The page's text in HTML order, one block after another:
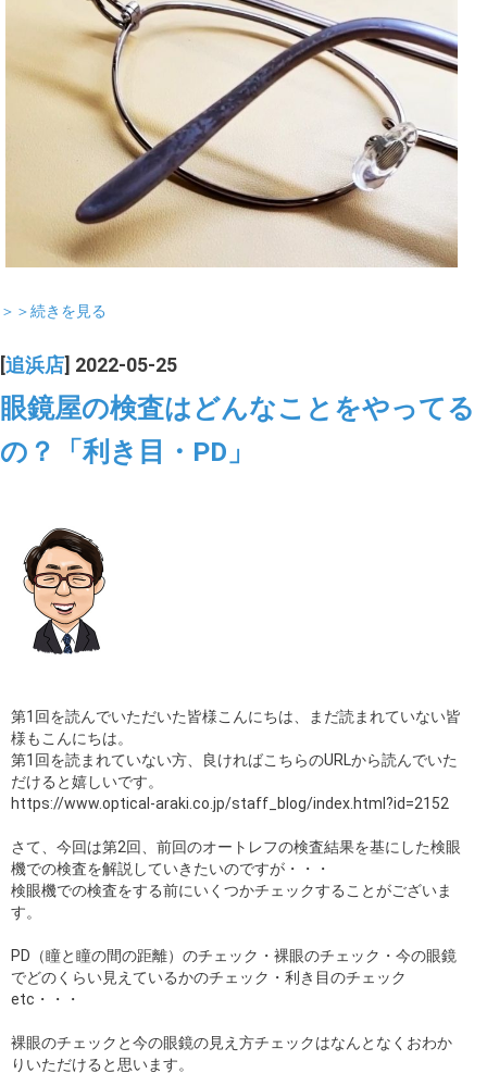
＞＞続きを見る
[追浜店] 2022-05-25
眼鏡屋の検査はどんなことをやってる
の？「利き目・PD」
第1回を読んでいただいた皆様こんにちは、まだ読まれていない皆
様もこんにちは。
第1回を読まれていない方、良ければこちらのURLから読んでいた
だけると嬉しいです。
https://www.optical-araki.co.jp/staff_blog/index.html?id=2152
さて、今回は第2回、前回のオートレフの検査結果を基にした検眼
機での検査を解説していきたいのですが・・・
検眼機での検査をする前にいくつかチェックすることがございま
す。
PD（瞳と瞳の間の距離）のチェック・裸眼のチェック・今の眼鏡
でどのくらい見えているかのチェック・利き目のチェック
etc・・・
裸眼のチェックと今の眼鏡の見え方チェックはなんとなくおわか
りいただけると思います。